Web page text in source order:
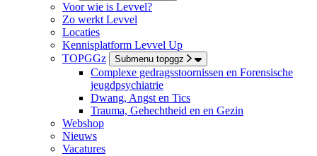
Voor wie is Levvel?
Zo werkt Levvel
Locaties
Kennisplatform Levvel Up
TOPGGz
Submenu topggz
Complexe gedragsstoornissen en Forensische
jeugdpsychiatrie
Dwang, Angst en Tics
Trauma, Gehechtheid en en Gezin
Webshop
Nieuws
Vacatures